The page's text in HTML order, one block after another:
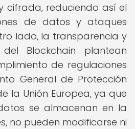
cifrada, reduciendo así el
de datos y ataques
lado, la transparencia y
Blockchain plantean
de regulaciones
General de Protección
la Unión Europea, ya que
se almacenan en la
no pueden modificarse ni